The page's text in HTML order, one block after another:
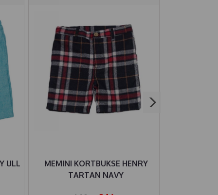
ULL
MEMINI KORTBUKSE HENRY
TARTAN NAVY